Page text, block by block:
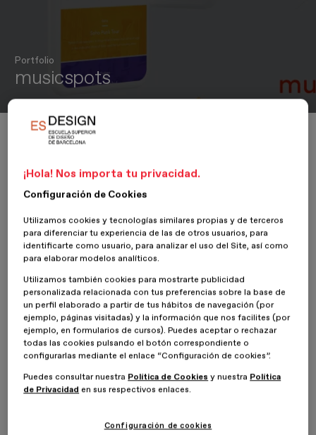
Portfolio
musicspots
Inicio ESDESIGNERS
Paulina Solís, alumna delMáster en Diseño Web
Multidispositivo: UX/UIdeESDESIGN
Musicspotses una app para dispositivos móviles cuya principal
funcionalidad es convertir la ciudad de Londres en un museo
virtual. La aplicación guía a los usuarios por los puntos donde se
han gestado algunos de los momentos más importantes de los
géneros rock, pop, blues y jazz.
A través de una experiencia interactiva, el proyecto busca ofrecer
información de una manera novedosa y acercar la historia musical
que los usuarios vivan la música de una forma diferente.
¡Hola! Nos importa tu privacidad.
Configuración de Cookies
Utilizamos cookies y tecnologías similares propias y de terceros
para diferenciar tu experiencia de las de otros usuarios, para
identificarte como usuario, para analizar el uso del Site, así como
para elaborar modelos analíticos.
Utilizamos también cookies para mostrarte publicidad
personalizada relacionada con tus preferencias sobre la base de
un perfil elaborado a partir de tus hábitos de navegación (por
ejemplo, páginas visitadas) y la información que nos facilites (por
ejemplo, en formularios de cursos). Puedes aceptar o rechazar
todas las cookies pulsando el botón correspondiente o
configurarlas mediante el enlace “Configuración de cookies”.
Puedes consultar nuestra Política de Cookies y nuestra Política
de Privacidad en sus respectivos enlaces.
Configuración de cookies